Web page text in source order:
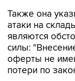
Также она
атаки на
являются
силы:
оферты не
потери по